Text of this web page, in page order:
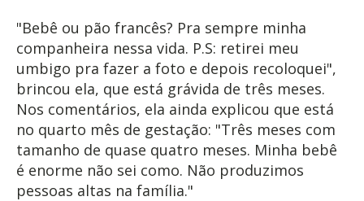
"Bebê ou pão francês? Pra sempre minha
companheira nessa vida. P.S: retirei meu
umbigo pra fazer a foto e depois recoloquei",
brincou ela, que está grávida de três meses.
Nos comentários, ela ainda explicou que está
no quarto mês de gestação: "Três meses com
tamanho de quase quatro meses. Minha bebê
é enorme não sei como. Não produzimos
pessoas altas na família."